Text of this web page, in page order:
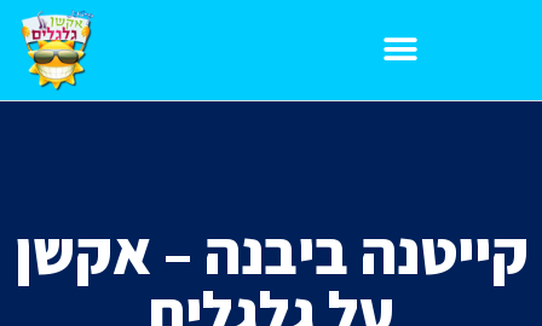
קייטנה ביבנה – אקשן